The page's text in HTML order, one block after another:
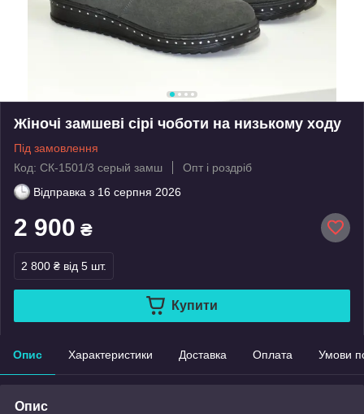
Жіночі замшеві сірі чоботи на низькому ходу
Під замовлення
Код: СК-1501/3 серый замш
Опт і роздріб
Відправка з 16 серпня 2026
2 900 ₴
2 800 ₴ від 5 шт.
Купити
Опис Характеристики Доставка Оплата Умови
Опис